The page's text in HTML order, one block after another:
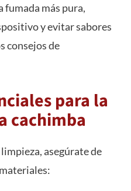
fumada más pura,
y evitar sabores
consejos de
para la
cachimba
asegúrate de